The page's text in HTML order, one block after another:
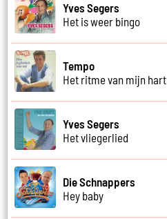
Yves Segers
Het is weer bingo
Tempo
Het ritme van mijn hart
Yves Segers
Het vliegerlied
Die Schnappers
Hey baby